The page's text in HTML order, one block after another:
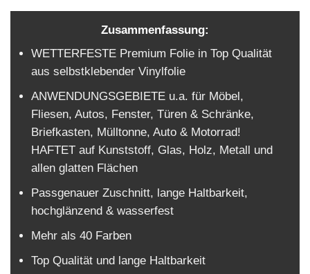
Zusammenfassung:
WETTERFESTE Premium Folie in Top Qualität
aus selbstklebender Vinylfolie
ANWENDUNGSGEBIETE u.a. für Möbel,
Fliesen, Autos, Fenster, Türen & Schränke,
Briefkasten, Mülltonne, Auto & Motorrad!
HAFTET auf Kunststoff, Glas, Holz, Metall und
allen glatten Flächen
Passgenauer Zuschnitt, lange Haltbarkeit,
hochglänzend & wasserfest
Mehr als 40 Farben
Top Qualität und lange Haltbarkeit